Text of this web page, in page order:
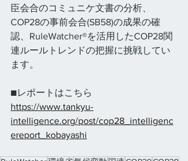
臣会合のコミュニケ文書の分析、
COP28の事前会合(SB58)の成果の確
認、RuleWatcher®を活用したCOP28関
連ルールトレンドの把握に挑戦してい
ます。
■レポートはこちら
https://www.tankyu-
intelligence.org/post/cop28_intelligenc
ereport_kobayashi